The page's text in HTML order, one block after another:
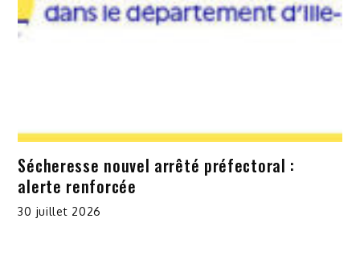
Sécheresse nouvel arrêté préfectoral :
alerte renforcée
30 juillet 2026